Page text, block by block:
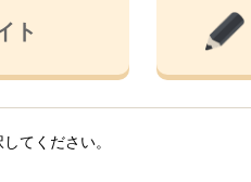
ト
てください。